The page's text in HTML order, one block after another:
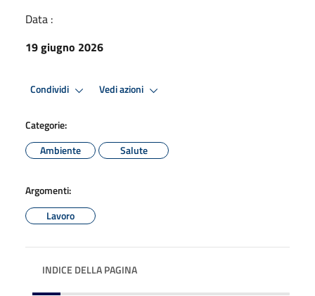
Data :
19 giugno 2026
Condividi Vedi azioni
Categorie:
Ambiente
Salute
Argomenti:
Lavoro
INDICE DELLA PAGINA